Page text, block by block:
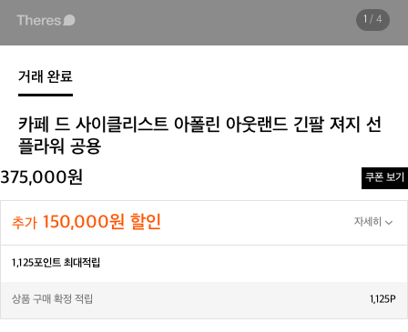
1 / 4
거래 완료
카페 드 사이클리스트 아폴린 아웃랜드 긴팔 져지 선
플라워 공용
375,000원
쿠폰 보기
추가 150,000원 할인 자세히
1,125포인트 최대적립
상품 구매 확정 적립 1,125P